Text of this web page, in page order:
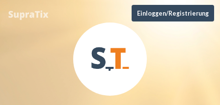
Einloggen/Registrierung